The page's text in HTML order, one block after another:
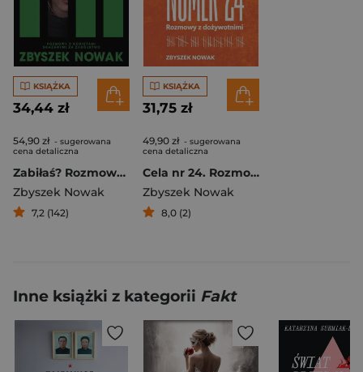
KSIĄŻKA
34,44 zł
54,90 zł - sugerowana
cena detaliczna
Zabiłaś? Rozmowy z kobietami skazanymi za zabójstwo
Zbyszek Nowak
7,2 (142)
KSIĄŻKA
31,75 zł
49,90 zł - sugerowana
cena detaliczna
Cela nr 24. Rozmowy z dożywotnimi
Zbyszek Nowak
8,0 (2)
Inne książki z kategorii Fakt